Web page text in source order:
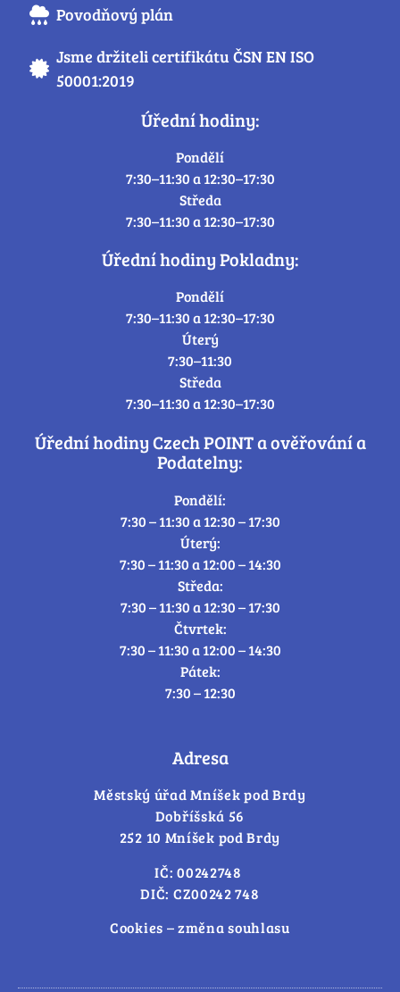
Povodňový plán
Jsme držiteli certifikátu ČSN EN ISO
50001:2019
Úřední hodiny:
Pondělí
7:30–11:30 a 12:30–17:30
Středa
7:30–11:30 a 12:30–17:30
Úřední hodiny Pokladny:
Pondělí
7:30–11:30 a 12:30–17:30
Úterý
7:30–11:30
Středa
7:30–11:30 a 12:30–17:30
Úřední hodiny Czech POINT a ověřování a
Podatelny:
Pondělí:
7:30 – 11:30 a 12:30 – 17:30
Úterý:
7:30 – 11:30 a 12:00 – 14:30
Středa:
7:30 – 11:30 a 12:30 – 17:30
Čtvrtek:
7:30 – 11:30 a 12:00 – 14:30
Pátek:
7:30 – 12:30
Adresa
Městský úřad Mníšek pod Brdy
Dobříšská 56
252 10 Mníšek pod Brdy
IČ: 00242748
DIČ: CZ00242 748
Cookies – změna souhlasu